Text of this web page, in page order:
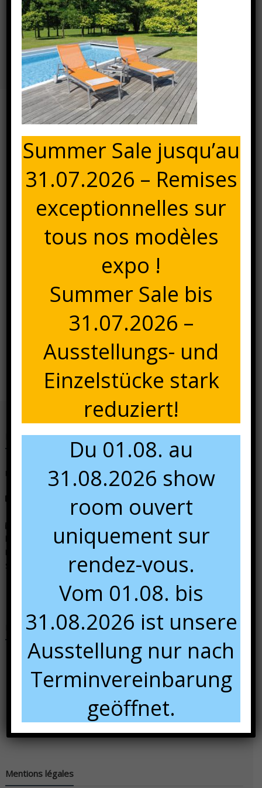
California Rollliege
Ambientbild4
Accueil ⁄ ⁄ California Rollliege
Ambientbild4 ⁄ California Rollliege Ambientbild4
19 février 2021
CALIFORNIA ROLLLIEGE AMBIENTBILD4
Navigation
l’article
California Rollliege
Ambientbild4
Nous contacter
N'hésitez pas à nous contacter pour tous renseignements.
lundi :
sur rendez-vous
Mardi au vendredi :
9:00 à 12:00 et 13:00 à 18:00
Samedi :
10:00 à 16:00.
Nous rencontrer
Mentions légales
Summer Sale jusqu’au
31.07.2026 – Remises
exceptionnelles sur
tous nos modèles
expo !
Summer Sale bis
31.07.2026 –
Ausstellungs- und
Einzelstücke stark
reduziert!
Du 01.08. au
31.08.2026 show
room ouvert
uniquement sur
rendez-vous.
Vom 01.08. bis
31.08.2026 ist unsere
Ausstellung nur nach
Terminvereinbarung
geöffnet.